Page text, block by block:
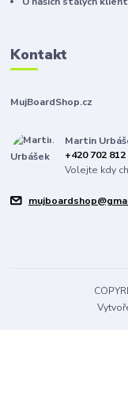
Kontakt
MujBoardShop.cz
Martin
+420 702 812
Volejte kdy